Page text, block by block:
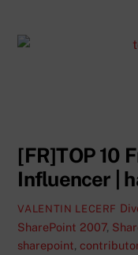
[FR]TOP 10
Influencer |
VALENTIN LECERF
SharePoint 2007,
sharepoint,